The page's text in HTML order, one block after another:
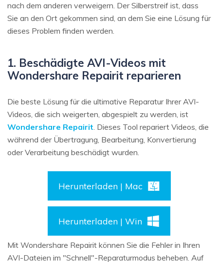
nach dem anderen verweigern. Der Silberstreif ist, dass
Sie an den Ort gekommen sind, an dem Sie eine Lösung für
dieses Problem finden werden.
1. Beschädigte AVI-Videos mit
Wondershare Repairit reparieren
Die beste Lösung für die ultimative Reparatur Ihrer AVI-
Videos, die sich weigerten, abgespielt zu werden, ist
Wondershare Repairit . Dieses Tool repariert Videos, die
während der Übertragung, Bearbeitung, Konvertierung
oder Verarbeitung beschädigt wurden.
Herunterladen | Mac
Herunterladen | Win
Mit Wondershare Repairit können Sie die Fehler in Ihren
AVI-Dateien im "Schnell"-Reparaturmodus beheben. Auf